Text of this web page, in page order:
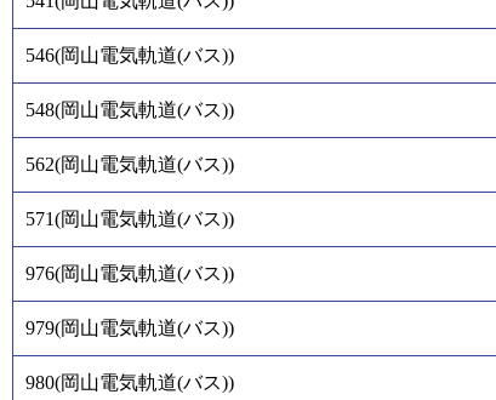
546(岡山電気軌道(バス))
548(岡山電気軌道(バス))
562(岡山電気軌道(バス))
571(岡山電気軌道(バス))
976(岡山電気軌道(バス))
979(岡山電気軌道(バス))
980(岡山電気軌道(バス))